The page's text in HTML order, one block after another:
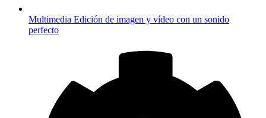
Multimedia Edición de imagen y vídeo con un sonido
perfecto